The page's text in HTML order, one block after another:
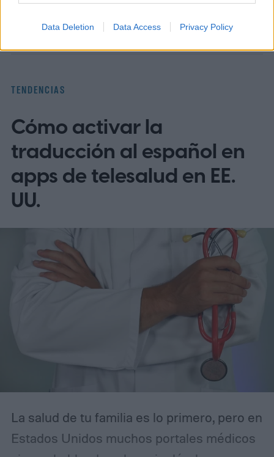
Data Deletion Data Access Privacy Policy
TENDENCIAS
Cómo activar la
traducción al español en
apps de telesalud en EE.
UU.
La salud de tu familia es lo primero, pero en
Estados Unidos muchos portales médicos